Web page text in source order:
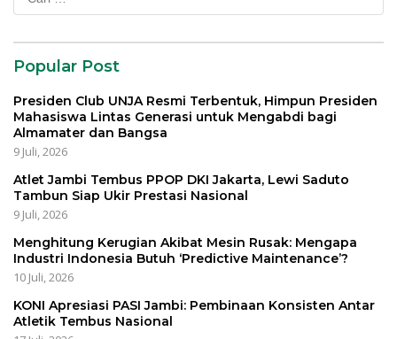
untuk:
Popular Post
Presiden Club UNJA Resmi Terbentuk, Himpun Presiden
Mahasiswa Lintas Generasi untuk Mengabdi bagi
Almamater dan Bangsa
9 Juli, 2026
Atlet Jambi Tembus PPOP DKI Jakarta, Lewi Saduto
Tambun Siap Ukir Prestasi Nasional
9 Juli, 2026
Menghitung Kerugian Akibat Mesin Rusak: Mengapa
Industri Indonesia Butuh ‘Predictive Maintenance’?
10 Juli, 2026
KONI Apresiasi PASI Jambi: Pembinaan Konsisten Antar
Atletik Tembus Nasional